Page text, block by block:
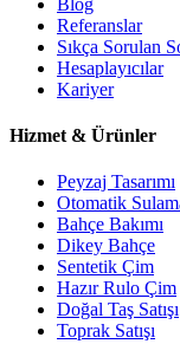
Referanslar
Sıkça Sorulan
Hesaplayıcılar
Kariyer
Hizmet & Ürünler
Peyzaj Tasarımı
Otomatik
Bahçe Bakımı
Dikey Bahçe
Sentetik Çim
Hazır Rulo Çim
Doğal Taş Satışı
Toprak Satışı